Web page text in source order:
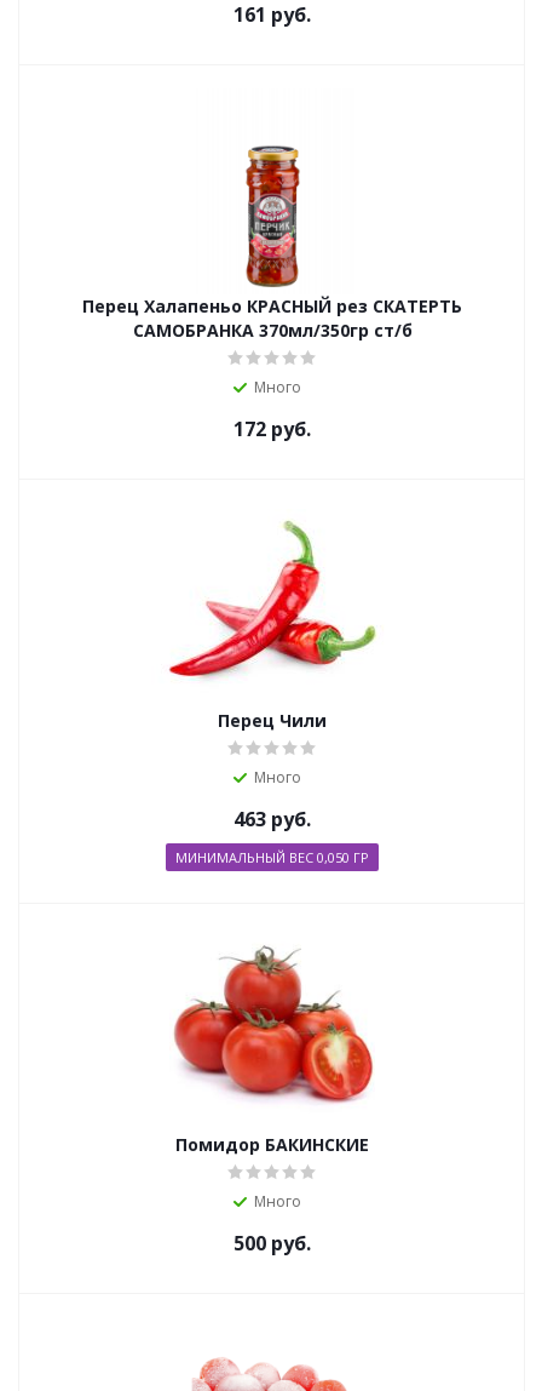
161 руб.
Перец Халапеньо КРАСНЫЙ рез СКАТЕРТЬ
САМОБРАНКА 370мл/350гр ст/б
Много
172 руб.
Перец Чили
Много
463 руб.
МИНИМАЛЬНЫЙ ВЕС 0,050 ГР
Помидор БАКИНСКИЕ
Много
500 руб.